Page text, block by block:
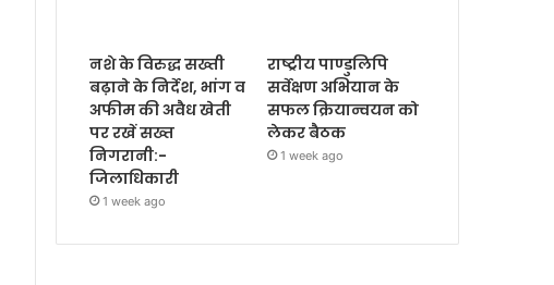
नशे के विरुद्ध सख्ती
बढ़ाने के निर्देश, भांग व
अफीम की अवैध खेती
पर रखें सख्त
निगरानी:-
जिलाधिकारी
1 week ago
राष्ट्रीय पाण्डुलिपि
सर्वेक्षण अभियान के
सफल क्रियान्वयन को
लेकर बैठक
1 week ago